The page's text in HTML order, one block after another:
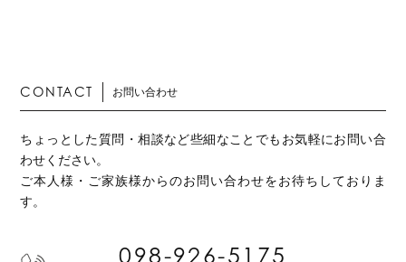
CONTACT お問い合わせ
ちょっとした質問・相談など些細なことでもお気軽にお問い合
わせください。
ご本人様・ご家族様からのお問い合わせをお待ちしておりま
す。
098-926-5175